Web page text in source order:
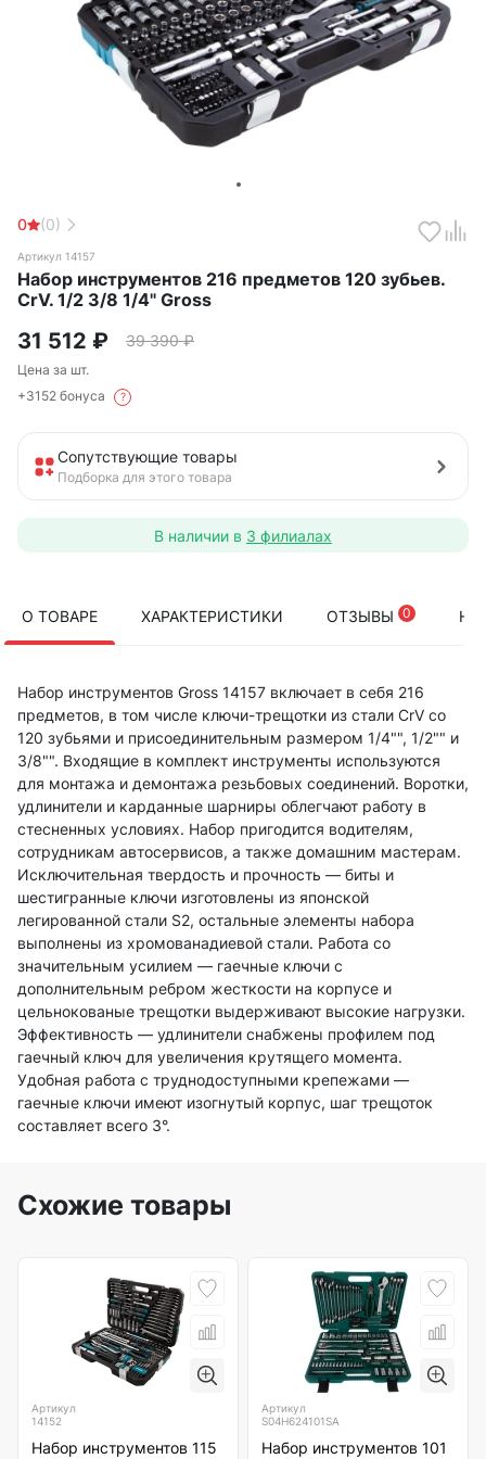
0 (0)
Артикул 14157
Набор инструментов 216 предметов 120 зубьев.
CrV. 1/2 3/8 1/4" Gross
31 512 ₽ 39 390₽
Цена за шт.
+3152 бонуса
?
Сопутствующие товары
Подборка для этого товара
В наличии в 3 филиалах
О ТОВАРЕ ХАРАКТЕРИСТИКИ ОТЗЫВЫ 0
Набор инструментов Gross 14157 включает в себя 216
предметов, в том числе ключи-трещотки из стали CrV со
120 зубьями и присоединительным размером 1/4"", 1/2"" и
3/8"". Входящие в комплект инструменты используются
для монтажа и демонтажа резьбовых соединений. Воротки,
удлинители и карданные шарниры облегчают работу в
стесненных условиях. Набор пригодится водителям,
сотрудникам автосервисов, а также домашним мастерам.
Исключительная твердость и прочность — биты и
шестигранные ключи изготовлены из японской
легированной стали S2, остальные элементы набора
выполнены из хромованадиевой стали. Работа со
значительным усилием — гаечные ключи с
дополнительным ребром жесткости на корпусе и
цельнокованые трещотки выдерживают высокие нагрузки.
Эффективность — удлинители снабжены профилем под
гаечный ключ для увеличения крутящего момента.
Удобная работа с труднодоступными крепежами —
гаечные ключи имеют изогнутый корпус, шаг трещоток
составляет всего 3°.
Схожие товары
Артикул
14152
Набор инструментов 115
Артикул
S04H624101SA
Набор инструментов 101